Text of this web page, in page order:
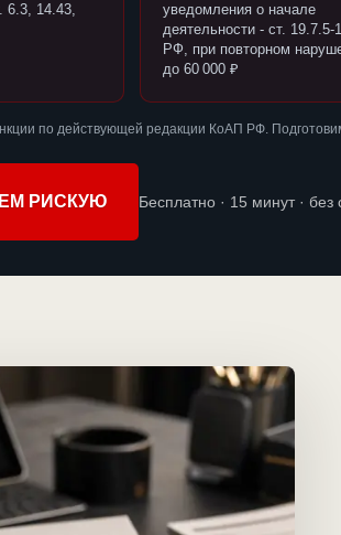
6.3, 14.43,
уведомления о начале
деятельности - ст. 19.7.5-
РФ, при повторном
до 60 000 ₽
по действующей редакции КоАП РФ.
РИСКУЮ Бесплатно · 15 минут · без